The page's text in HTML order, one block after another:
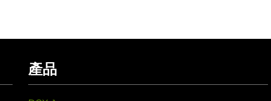
產品